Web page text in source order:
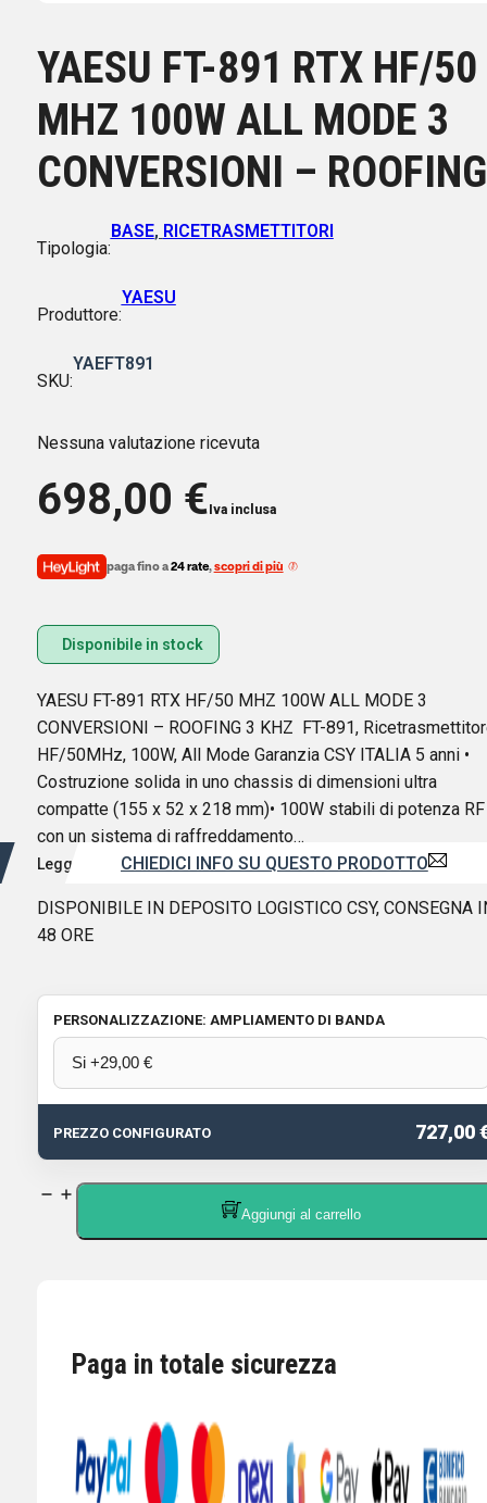
YAESU FT-891 RTX HF/50
MHZ 100W ALL MODE 3
CONVERSIONI – ROOFING
Tipologia:
BASE, RICETRASMETTITORI
Produttore:
YAESU
SKU:
YAEFT891
Nessuna valutazione ricevuta
698,00 € Iva inclusa
paga fino a24 rate,scopri di più
Disponibile in stock
YAESU FT-891 RTX HF/50 MHZ 100W ALL MODE 3
CONVERSIONI – ROOFING 3 KHZ FT-891,
HF/50MHz, 100W, All Mode Garanzia CSY ITALIA 5 anni •
Costruzione solida in uno chassis di dimensioni ultra
compatte (155 x 52 x 218 mm)• 100W stabili di potenza RF
con un sistema di raffreddamento…
Leggi di più CHIEDICI INFO SU QUESTO PRODOTTO
DISPONIBILE IN DEPOSITO LOGISTICO CSY, CONSEGNA
48 ORE
PERSONALIZZAZIONE: AMPLIAMENTO DI BANDA
PREZZO CONFIGURATO 727,00
YAESU
100W
CONVERSIONI
Aggiungi al carrello
Paga in totale sicurezza